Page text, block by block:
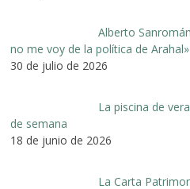
Alberto
no me voy de la política de Arahal»
30 de julio de 2026
La piscina de
de semana
18 de junio de 2026
La Carta